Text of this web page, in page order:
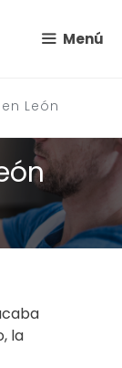
Menú
León
la